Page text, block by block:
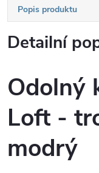
Popis produktu
Detailní
Odolný
Loft -
modrý